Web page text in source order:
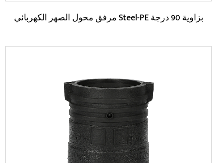
حدود:
مرفق محول الصهر الكهربائي Steel-PE بزاوية 90 درجة